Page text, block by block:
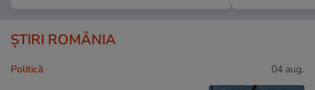
ȘTIRI ROMÂNIA
Politică 04 aug.